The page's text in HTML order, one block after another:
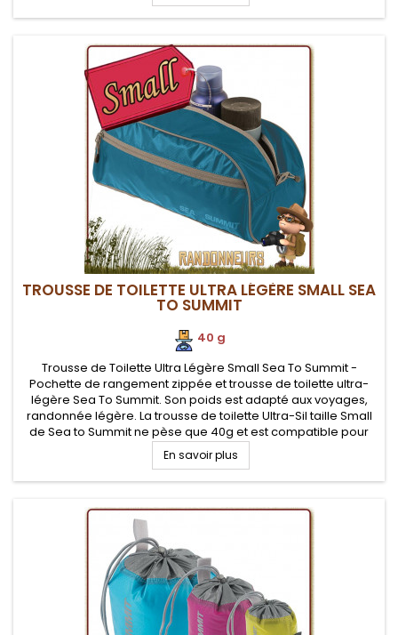
TROUSSE DE TOILETTE ULTRA LÉGÈRE SMALL SEA
TO SUMMIT
40 g
Trousse de Toilette Ultra Légère Small Sea To Summit -
Pochette de rangement zippée et trousse de toilette ultra-
légère Sea To Summit. Son poids est adapté aux voyages,
randonnée légère. La trousse de toilette Ultra-Sil taille Small
de Sea to Summit ne pèse que 40g et est compatible pour
transport aérien
En savoir plus